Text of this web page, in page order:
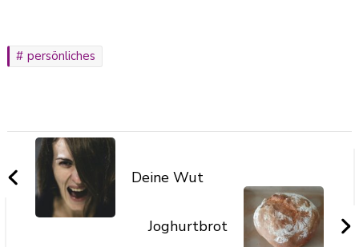
persönliches
Deine Wut
Joghurtbrot